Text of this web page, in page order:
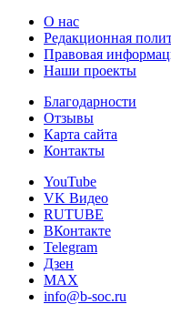
О нас
Редакционная
Правовая
Наши проекты
Благодарности
Отзывы
Карта сайта
Контакты
YouTube
VK Видео
RUTUBE
ВКонтакте
Telegram
Дзен
MAX
info@b-soc.ru